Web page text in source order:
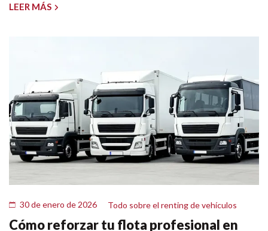
LEER MÁS
30 de enero de 2026 Todo sobre el renting de vehículos
Cómo reforzar tu flota profesional en